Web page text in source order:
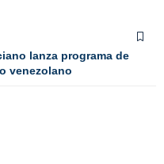
lanza programa de
venezolano